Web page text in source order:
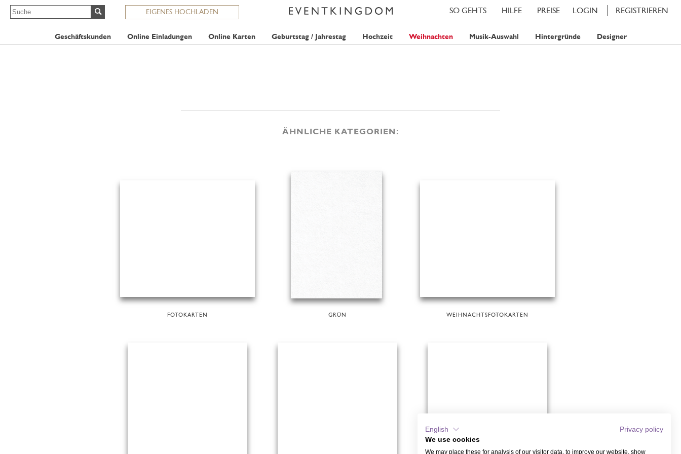
EIGENES HOCHLADEN LOGIN REGISTRIEREN
PREISE
HILFE
SO GEHTS
Geschäftskunden Online Einladungen Online Karten Geburtstag / Jahrestag Hochzeit Weihnachten Musik-Auswahl Hintergründe Designer
ÄHNLICHE KATEGORIEN:
FOTOKARTEN GRÜN WEIHNACHTSFOTOKARTEN
English
Privacy policy
We use cookies
We may place these for analysis of our visitor data, to improve our website, show